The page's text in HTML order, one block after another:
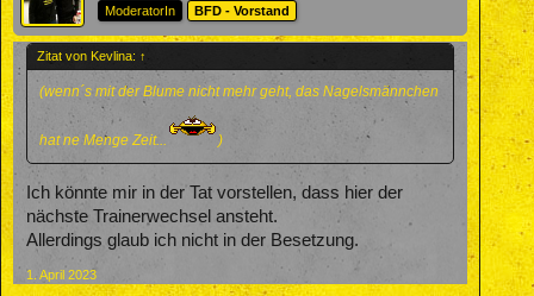
ModeratorIn
BFD - Vorstand
Zitat von Kevlina: ↑
(wenn´s mit der Blume nicht mehr geht, das Nagelsmännchen
hat ne Menge Zeit... )
Ich könnte mir in der Tat vorstellen, dass hier der
nächste Trainerwechsel ansteht.
Allerdings glaub ich nicht in der Besetzung.
1. April 2023